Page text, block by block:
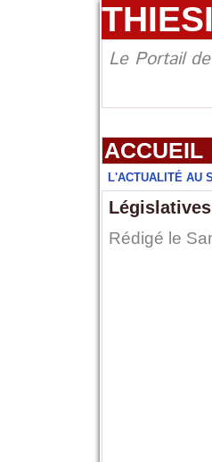
Le Portail
ACCUEIL
L'ACTUALITÉ AU
Rédigé le